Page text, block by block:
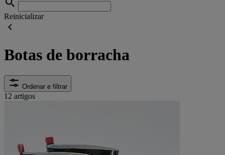
Reinicializar
Botas de borracha
Ordenar e filtrar
12 artigos